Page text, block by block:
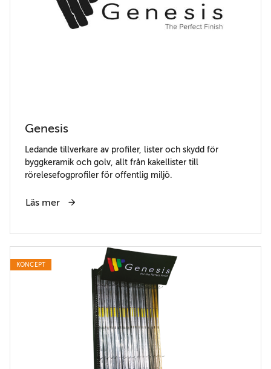
Genesis
Ledande tillverkare av profiler, lister och skydd för
byggkeramik och golv, allt från kakellister till
rörelesefogprofiler för offentlig miljö.
Läs mer
KONCEPT